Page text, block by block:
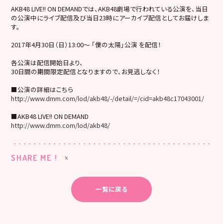
AKB48 LIVE!! ON DEMANDでは、AKB48劇場で行われている公演を、当日
の公演中にライブ配信及び当日23時にアーカイブ配信としてお届けしま
す。
2017年4月30日（日）13:00～ 「僕の太陽」公演 を配信！
各公演は配信開始日より、
30日間の期間限定配信となりますので、お見逃しなく！
■公演の詳細はこちら
http://www.dmm.com/lod/akb48/-/detail/=/cid=akb48c17043001/
■AKB48 LIVE!! ON DEMAND
http://www.dmm.com/lod/akb48/
SHARE ME !
一覧に戻る